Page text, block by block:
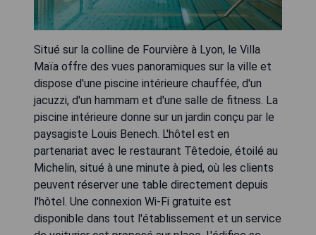
Situé sur la colline de Fourvière à Lyon, le Villa
Maïa offre des vues panoramiques sur la ville et
dispose d'une piscine intérieure chauffée, d'un
jacuzzi, d'un hammam et d'une salle de fitness. La
piscine intérieure donne sur un jardin conçu par le
paysagiste Louis Benech. L'hôtel est en
partenariat avec le restaurant Têtedoie, étoilé au
Michelin, situé à une minute à pied, où les clients
peuvent réserver une table directement depuis
l'hôtel. Une connexion Wi-Fi gratuite est
disponible dans tout l'établissement et un service